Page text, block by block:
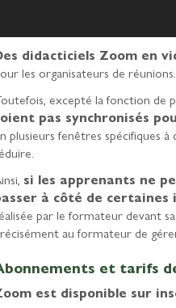
didacticiels Zoom en
les organisateurs de réunions.
excepté la fonction de
pas synchronisés
plusieurs fenêtres spécifiques
si les apprenants ne
à côté de certaines
par le formateur devant
au formateur de
et tarifs
est disponible sur